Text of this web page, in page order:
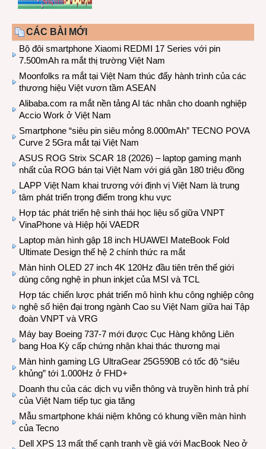
CÁC BÀI MỚI
Bộ đôi smartphone Xiaomi REDMI 17 Series với pin
7.500mAh ra mắt thị trường Việt Nam
Moonfolks ra mắt tại Việt Nam thúc đẩy hành trình của các
thương hiệu Việt vươn tầm ASEAN
Alibaba.com ra mắt nền tảng AI tác nhân cho doanh nghiệp
Accio Work ở Việt Nam
Smartphone “siêu pin siêu mỏng 8.000mAh” TECNO POVA
Curve 2 5Gra mắt tại Việt Nam
ASUS ROG Strix SCAR 18 (2026) – laptop gaming mạnh
nhất của ROG bán tại Việt Nam với giá gần 180 triệu đồng
LAPP Việt Nam khai trương với định vị Việt Nam là trung
tâm phát triển trọng điểm trong khu vực
Hợp tác phát triển hệ sinh thái học liệu số giữa VNPT
VinaPhone và Hiệp hội VAEDR
Laptop màn hình gập 18 inch HUAWEI MateBook Fold
Ultimate Design thế hệ 2 chính thức ra mắt
Màn hình OLED 27 inch 4K 120Hz đầu tiên trên thế giới
dùng công nghệ in phun inkjet của MSI và TCL
Hợp tác chiến lược phát triển mô hình khu công nghiệp công
nghệ số hiện đại trong ngành Cao su Việt Nam giữa hai Tập
đoàn VNPT và VRG
Máy bay Boeing 737-7 mới được Cục Hàng không Liên
bang Hoa Kỳ cấp chứng nhận khai thác thương mại
Màn hình gaming LG UltraGear 25G590B có tốc độ “siêu
khủng” tới 1.000Hz ở FHD+
Doanh thu của các dịch vụ viễn thông và truyền hình trả phí
của Việt Nam tiếp tục gia tăng
Mẫu smartphone khái niệm không có khung viền màn hình
của Tecno
Dell XPS 13 mất thế cạnh tranh về giá với MacBook Neo ở